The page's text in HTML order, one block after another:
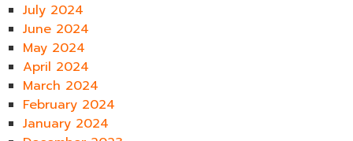
July 2024
June 2024
May 2024
April 2024
March 2024
February 2024
January 2024